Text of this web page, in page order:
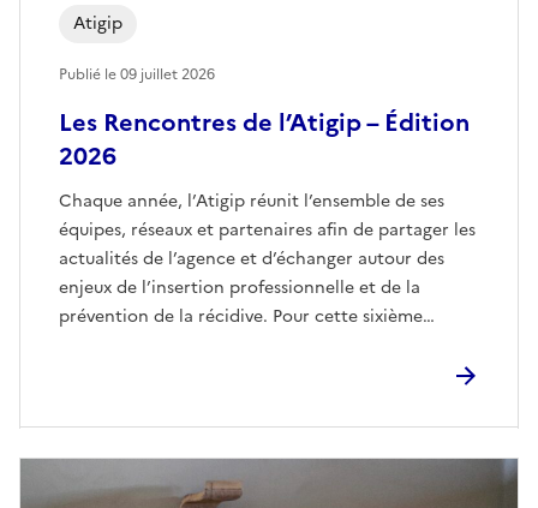
Les Rencontres de l’Atigip – Édition
2026
Chaque année, l’Atigip réunit l’ensemble de ses
équipes, réseaux et partenaires afin de partager les
actualités de l’agence et d’échanger autour des
enjeux de l’insertion professionnelle et de la
prévention de la récidive. Pour cette sixième
l’insertion, […]
Atigip
Publié le09 juillet 2026